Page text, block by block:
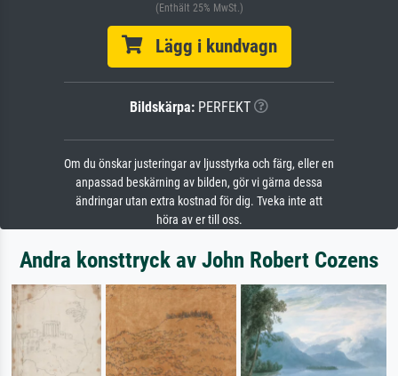
(Enthält 25% MwSt.)
Lägg i kundvagn
Bildskärpa: PERFEKT
Om du önskar justeringar av ljusstyrka och färg, eller en
anpassad beskärning av bilden, gör vi gärna dessa
ändringar utan extra kostnad för dig. Tveka inte att
höra av er till oss.
Andra konsttryck av John Robert Cozens